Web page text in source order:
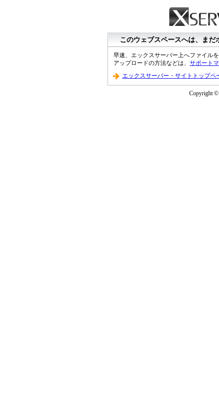
このウェブスペースへは、ま
早速、エックスサーバー上へファイル
アップロードの方法などは、 サポート
エックスサーバー・サイトトップペ
Copyright ©